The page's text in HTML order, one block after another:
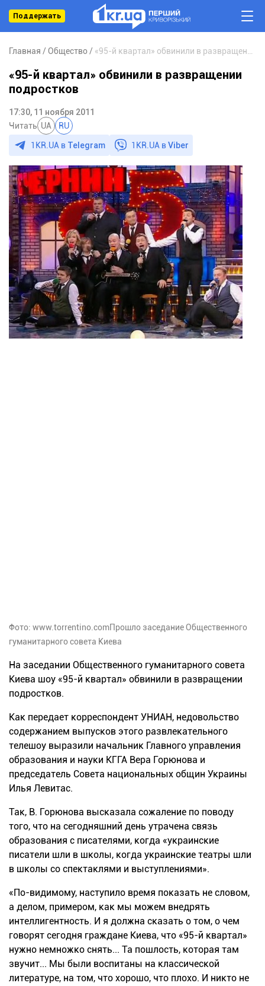
Поддержать
Главная Общество
«95-й квартал» обвинили в развращении
подростков
17:30, 11 ноября 2011
Читать UA RU
1KR.UA в Telegram 1KR.UA вViber
Фото: www.torrentino.comПрошло заседание Общественного
гуманитарного совета Киева
На заседании Общественного гуманитарного совета
Киева шоу «95-й квартал» обвинили в развращении
подростков.
Как передает корреспондент УНИАН, недовольство
содержанием выпусков этого развлекательного
телешоу выразили начальник Главного управления
образования и науки КГГА Вера Горюнова и
председатель Совета национальных общин Украины
Илья Левитас.
Так, В. Горюнова высказала сожаление по поводу
того, что на сегодняшний день утрачена связь
образования с писателями, когда «украинские
писатели шли в школы, когда украинские театры шли
в школы со спектаклями и выступлениями».
«По-видимому, наступило время показать не словом,
а делом, примером, как мы можем внедрять
интеллигентность. И я должна сказать о том, о чем
говорят сегодня граждане Киева, что «95-й квартал»
нужно немножко снять... Та пошлость, которая там
звучит... Мы были воспитаны на классической
литературе, на том, что хорошо, что плохо. И никто не